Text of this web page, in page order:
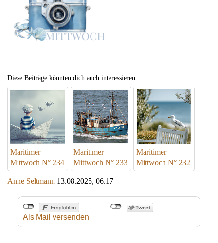
Diese Beiträge könnten dich auch interessieren:
Maritimer
Mittwoch N° 234
Maritimer
Mittwoch N° 233
Maritimer
Mittwoch N° 232
Anne Seltmann 13.08.2025, 06.17
Als Mail versenden